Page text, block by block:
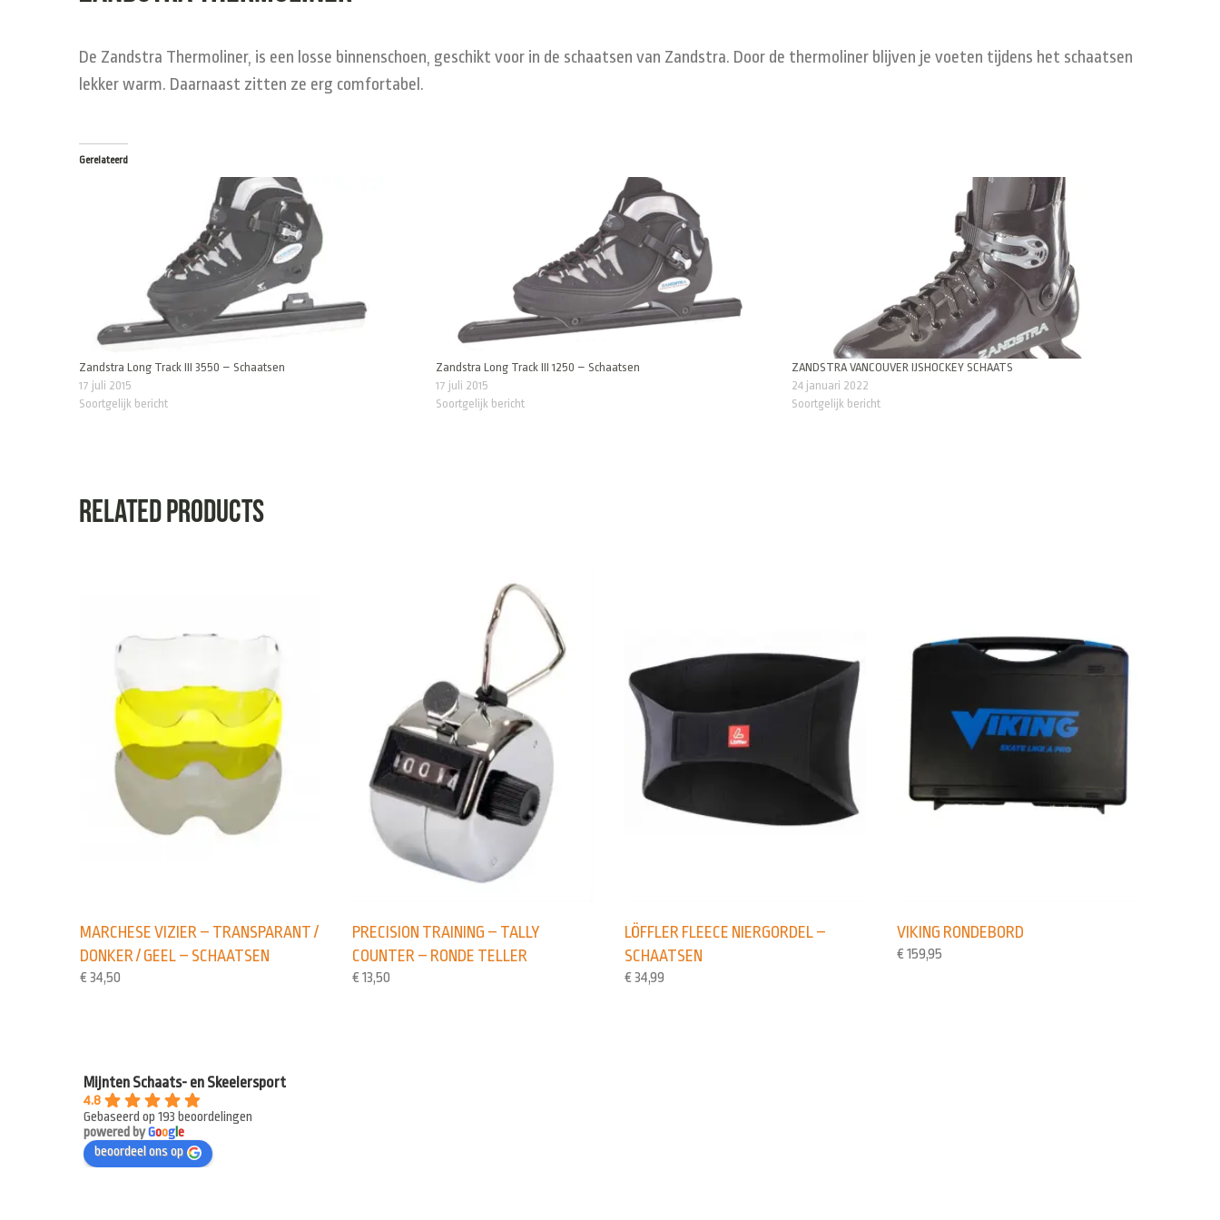
De Zandstra Thermoliner, is een losse binnenschoen, geschikt voor in de schaatsen van Zandstra. Door de thermoliner blijven je voeten tijdens het schaatsen
lekker warm. Daarnaast zitten ze erg comfortabel.
Gerelateerd
Zandstra Long Track III 3550 – Schaatsen
17 juli 2015
Soortgelijk bericht
Zandstra Long Track III 1250 – Schaatsen
17 juli 2015
Soortgelijk bericht
ZANDSTRA VANCOUVER IJSHOCKEY SCHAATS
24 januari 2022
Soortgelijk bericht
Related products
MARCHESE VIZIER – TRANSPARANT /
DONKER / GEEL – SCHAATSEN
€ 34,50
PRECISION TRAINING – TALLY
COUNTER – RONDE TELLER
€ 13,50
LÖFFLER FLEECE NIERGORDEL –
SCHAATSEN
€ 34,99
VIKING RONDEBORD
€ 159,95
Mijnten Schaats- en Skeelersport
4.8
Gebaseerd op 193 beoordelingen
powered byGoogle
beoordeel ons op